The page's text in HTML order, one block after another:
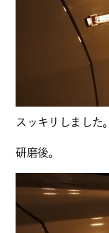
スッキリしました。
研磨後。